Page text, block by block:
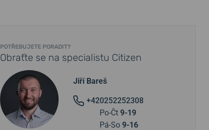
POTŘEBUJETE PORADIT?
Obraťte se na specialistu Citizen
Jiří Bareš
+420252252308
Po-Čt 9-19
Pá-So 9-16